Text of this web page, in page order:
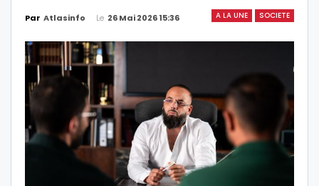
A LA UNE SOCIETE
Par Atlasinfo Le 26 Mai 2026 15:36